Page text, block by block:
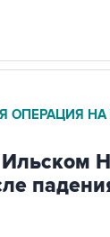
ОПЕРАЦИЯ НА
Ильском